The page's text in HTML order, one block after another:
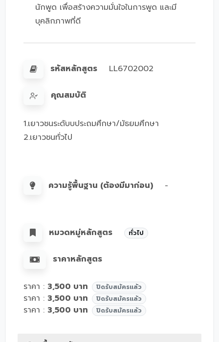
นักพูด เพื่อสร้างความมั่นใจในการพูด และมี
บุคลิกภาพที่ดี
รหัสหลักสูตร LL6702002
คุณสมบัติ
1.เยาวชนระดับบประถมศึกษา/มัธยมศึกษา
2.เยาวชนทั่วไป
ความรู้พื้นฐาน (ต้องมีมาก่อน) -
หมวดหมู่หลักสูตร ทั่วไป
ราคาหลักสูตร
ราคา : 3,500 บาท ปิดรับสมัครแล้ว
ราคา : 3,500 บาท ปิดรับสมัครแล้ว
ราคา : 3,500 บาท ปิดรับสมัครแล้ว